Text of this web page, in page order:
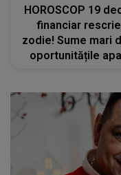
HOROSCOP 19
financiar
zodie! Sume mari
oportunitățile